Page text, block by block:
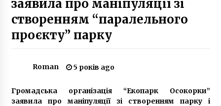
6 років ago
Тротуари на вулиці Івана Федорова
отримали нову кольорову гаму
Укравтодор заплатить 5 млрд грн за ремонт
4 роки ago
заявила про маніпуляції зі
створенням “паралельного
проєкту” парку
Roman 5 років ago
Громадська організація “Екопарк Осокорки”
заявила про маніпуляції зі створенням парку і